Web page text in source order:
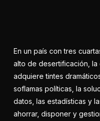
En un país con tres
alto de desertificación,
adquiere tintes
soflamas políticas, la
datos, las estadísticas y
ahorrar, disponer y